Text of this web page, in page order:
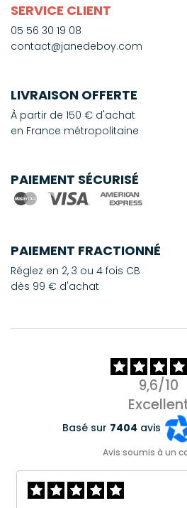
SERVICE CLIENT
05 56 30 19 08
contact@janedeboy.com
LIVRAISON OFFERTE
À partir de 150 € d'achat
en France métropolitaine
PAIEMENT SÉCURISÉ
PAIEMENT FRACTIONNÉ
Réglez en 2, 3 ou 4 fois CB
dès 99 € d'achat
9,6/10
Basé sur 7404 avis
Avis soumis à un